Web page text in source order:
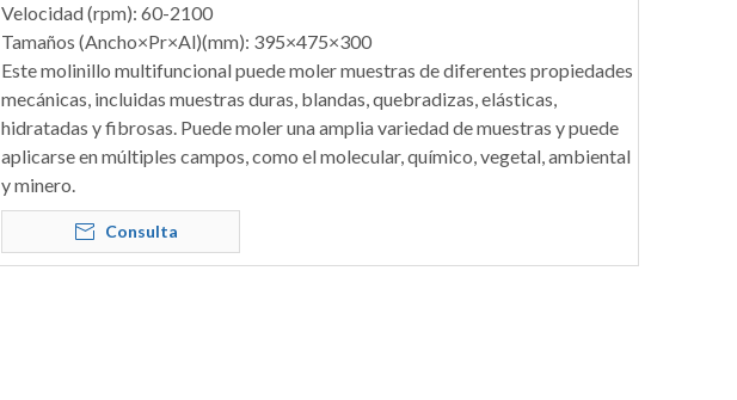
Velocidad (rpm): 60-2100
Tamaños (Ancho×Pr×Al)(mm): 395×475×300
Este molinillo multifuncional puede moler muestras de diferentes propiedades
mecánicas, incluidas muestras duras, blandas, quebradizas, elásticas,
hidratadas y fibrosas. Puede moler una amplia variedad de muestras y puede
aplicarse en múltiples campos, como el molecular, químico, vegetal, ambiental
y minero.
Consulta